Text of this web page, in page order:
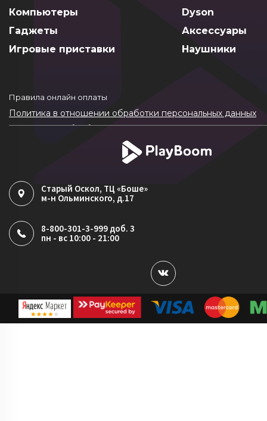
Компьютеры
Dyson
Гаджеты
Аксессуары
Игровые приставки
Наушники
Правила онлайн оплаты
Политика в отношении обработки персональных данных
Согласие на обработку ПДн
Политика обработки файлов cookie
Старый Оскол, ТЦ «Боше»
м-н Ольминского, д.17
8-800-301-3-999 доб. 3
пн - вс 10:00 - 21:00